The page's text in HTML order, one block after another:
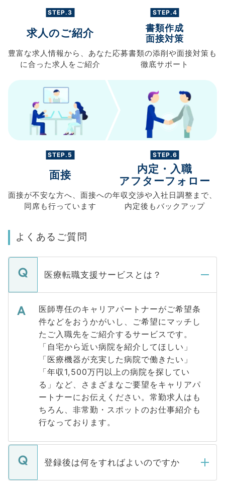
STEP.3
求人のご紹介
豊富な求人情報から、 あなた
に合った求人を ご紹介
STEP.4
書類作成
面接対策
応募書類の添削や面接対策も
徹底サポート
STEP.5
面接
面接が不安な方へ、 面接への
同席も行っています
STEP.6
内定・入職
アフターフォロー
年収交渉や入社日調整まで、
内定後もバックアップ
よくあるご質問
医療転職支援サービスとは？
医師専任のキャリアパートナーがご希望条
件などをおうかがいし、ご希望にマッチし
たご入職先をご紹介するサービスです。
「自宅から近い病院を紹介してほしい」
「医療機器が充実した病院で働きたい」
「年収1,500万円以上の病院を探してい
る」など、さまざまなご要望をキャリアパ
ートナーにお伝えください。常勤求人はも
ちろん、非常勤・スポットのお仕事紹介も
行なっております。
登録後は何をすればよいのですか